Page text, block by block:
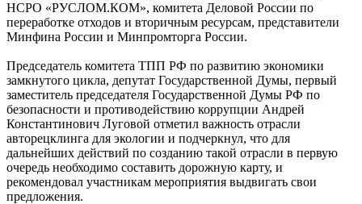
НСРО «РУСЛОМ.КОМ», комитета Деловой России по
переработке отходов и вторичным ресурсам, представители
Минфина России и Минпромторга России.
Председатель комитета ТПП РФ по развитию экономики
замкнутого цикла, депутат Государственной Думы, первый
заместитель председателя Государственной Думы РФ по
безопасности и противодействию коррупции Андрей
Константинович Луговой отметил важность отрасли
авторецклинга для экологии и подчеркнул, что для
дальнейших действий по созданию такой отрасли в первую
очередь необходимо составить дорожную карту, и
рекомендовал участникам мероприятия выдвигать свои
предложения.